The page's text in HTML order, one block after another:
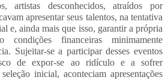
artistas desconhecidos, atraídos por
apresentar seus talentos, na tentativa
e, ainda mais que isso, garantir a própria
condições financeiras minimamente
Sujeitar-se a participar desses eventos
de expor-se ao ridículo e a sofrer
inicial, aconteciam apresentações